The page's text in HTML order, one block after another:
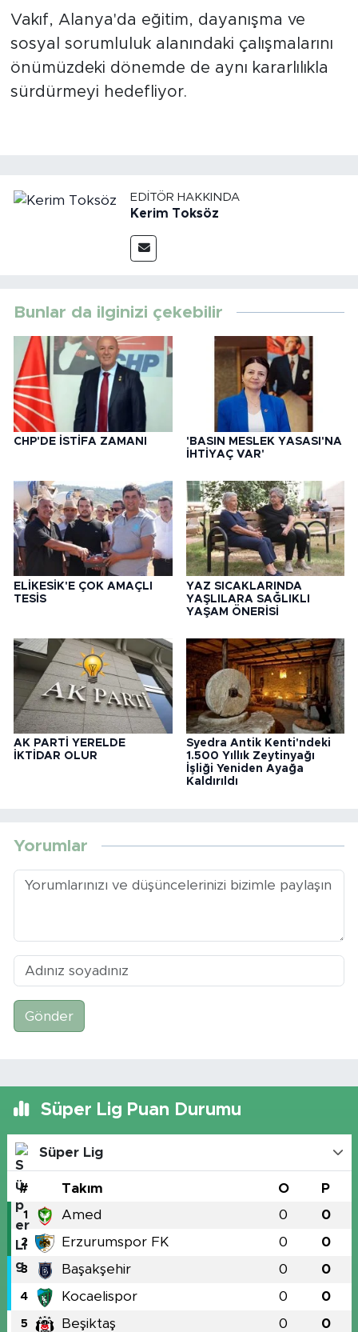
Vakıf, Alanya'da eğitim, dayanışma ve
sosyal sorumluluk alanındaki çalışmalarını
önümüzdeki dönemde de aynı kararlılıkla
sürdürmeyi hedefliyor.
EDITÖR HAKKINDA
Kerim Toksöz
Bunlar da ilginizi çekebilir
CHP'DE İSTİFA ZAMANI
'BASIN MESLEK YASASI'NA
İHTİYAÇ VAR'
ELİKESİK'E ÇOK AMAÇLI
TESİS
YAZ SICAKLARINDA
YAŞLILARA SAĞLIKLI
YAŞAM ÖNERİSİ
AK PARTİ YERELDE
İKTİDAR OLUR
Syedra Antik Kenti'ndeki
1.500 Yıllık Zeytinyağı
İşliği Yeniden Ayağa
Kaldırıldı
Yorumlar
Gönder
Süper Lig Puan Durumu
Süper Lig
# Takım O P
1 Amed 0 0
2 Erzurumspor FK 0 0
3 Başakşehir 0 0
4 Kocaelispor 0 0
5 Beşiktaş 0 0